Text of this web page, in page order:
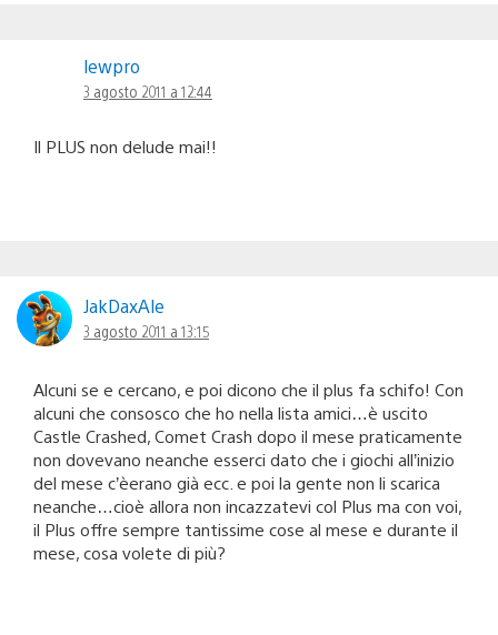
lewpro
3 agosto 2011 a 12:44
Il PLUS non delude mai!!
JakDaxAle
3 agosto 2011 a 13:15
Alcuni se e cercano, e poi dicono che il plus fa schifo! Con
alcuni che consosco che ho nella lista amici…è uscito
Castle Crashed, Comet Crash dopo il mese praticamente
non dovevano neanche esserci dato che i giochi all’inizio
del mese c’èerano già ecc. e poi la gente non li scarica
neanche…cioè allora non incazzatevi col Plus ma con voi,
il Plus offre sempre tantissime cose al mese e durante il
mese, cosa volete di più?